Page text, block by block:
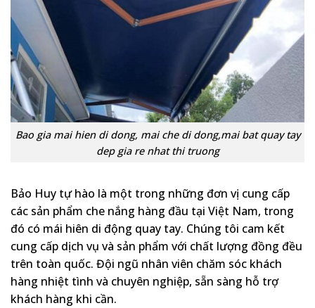
Bao gia mai hien di dong, mai che di dong,mai bat quay tay
dep gia re nhat thi truong
Bảo Huy tự hào là một trong những đơn vị cung cấp
các sản phẩm che nắng hàng đầu tại Việt Nam, trong
đó có mái hiên di động quay tay. Chúng tôi cam kết
cung cấp dịch vụ và sản phẩm với chất lượng đồng đều
trên toàn quốc. Đội ngũ nhân viên chăm sóc khách
hàng nhiệt tình và chuyên nghiệp, sẵn sàng hỗ trợ
khách hàng khi cần.